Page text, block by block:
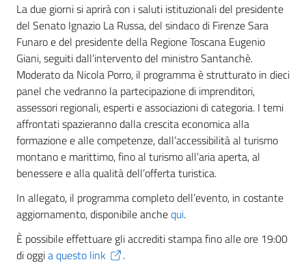
La due giorni si aprirà con i saluti istituzionali del presidente
del Senato Ignazio La Russa, del sindaco di Firenze Sara
Funaro e del presidente della Regione Toscana Eugenio
Giani, seguiti dall’intervento del ministro Santanchè.
Moderato da Nicola Porro, il programma è strutturato in dieci
panel che vedranno la partecipazione di imprenditori,
assessori regionali, esperti e associazioni di categoria. I temi
affrontati spazieranno dalla crescita economica alla
formazione e alle competenze, dall’accessibilità al turismo
montano e marittimo, fino al turismo all’aria aperta, al
benessere e alla qualità dell’offerta turistica.
In allegato, il programma completo dell’evento, in costante
aggiornamento, disponibile anchequi.
È possibile effettuare gli accrediti stampa fino alle ore 19:00
di oggia questo link
.